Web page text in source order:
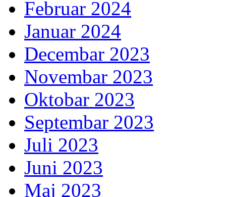
Februar 2024
Januar 2024
Decembar 2023
Novembar 2023
Oktobar 2023
Septembar 2023
Juli 2023
Juni 2023
Maj 2023